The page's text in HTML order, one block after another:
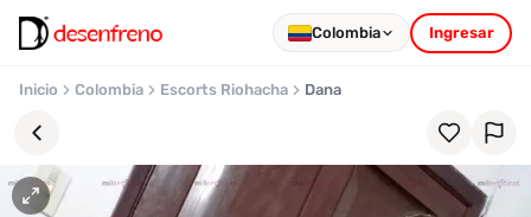
Colombia Ingresar
Inicio Colombia Escorts Riohacha Dana